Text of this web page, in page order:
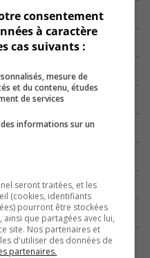
consentement
à caractère
cas suivants :
mesure de
et du contenu, études
de services
informations sur un
seront traitées, et les
(cookies, identifiants
pourront être stockées
que partagées avec lui,
site. Nos partenaires et
d'utiliser des données de
partenaires.